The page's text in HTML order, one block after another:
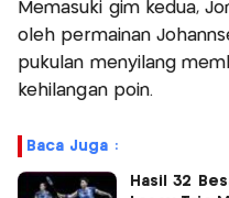
Memasuki gim kedua,
oleh permainan
pukulan menyilang
kehilangan poin.
Baca Juga :
Hasil 32